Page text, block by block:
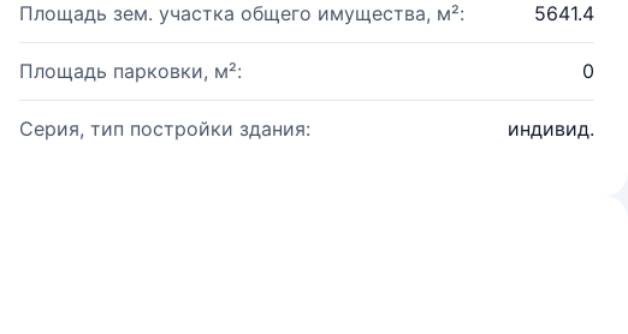
Площадь зем. участка общего имущества, м²: 5641.4
Площадь парковки, м²: 0
Серия, тип постройки здания: индивид.